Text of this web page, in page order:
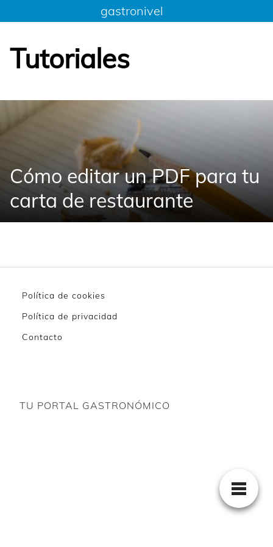
al
gastronivel
Tutoriales
Cómo editar un PDF para tu
carta de restaurante
Política de cookies
Política de privacidad
Contacto
TU PORTAL GASTRONÓMICO